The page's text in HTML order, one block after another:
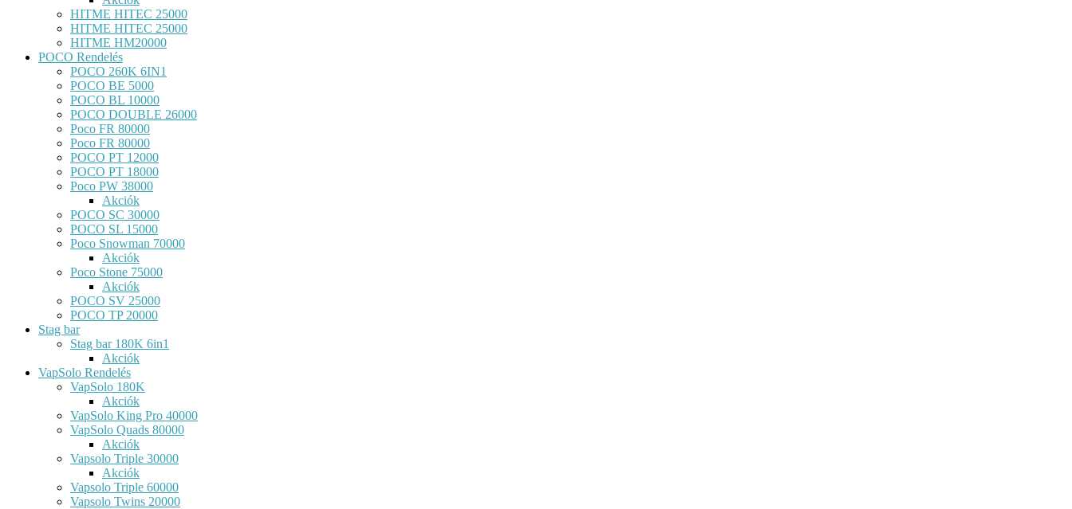
HITME HITEC 25000
HITME HITEC 25000
HITME HM20000
POCO Rendelés
POCO 260K 6IN1
POCO BE 5000
POCO BL 10000
POCO DOUBLE 26000
Poco FR 80000
Poco FR 80000
POCO PT 12000
POCO PT 18000
Poco PW 38000
Akciók
POCO SC 30000
POCO SL 15000
Poco Snowman 70000
Akciók
Poco Stone 75000
Akciók
POCO SV 25000
POCO TP 20000
Stag bar
Stag bar 180K 6in1
Akciók
VapSolo Rendelés
VapSolo 180K
Akciók
VapSolo King Pro 40000
VapSolo Quads 80000
Akciók
Vapsolo Triple 30000
Akciók
Vapsolo Triple 60000
Vapsolo Twins 20000